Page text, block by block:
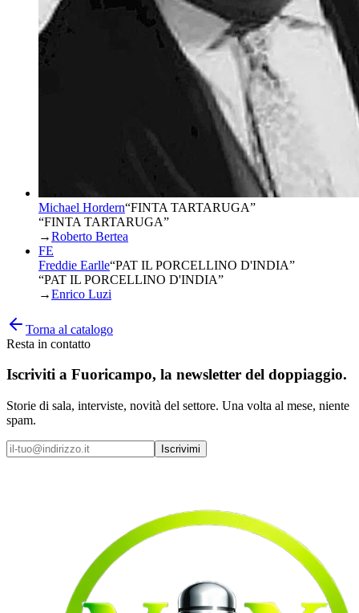
Michael Hordern“FINTA TARTARUGA”
“FINTA TARTARUGA”
→Roberto Bertea
FE
Freddie Earlle“PAT IL PORCELLINO D'INDIA”
“PAT IL PORCELLINO D'INDIA”
→Enrico Luzi
Torna al catalogo
Resta in contatto
Iscriviti a Fuoricampo, la newsletter del doppiaggio.
Storie di sala, interviste, novità del settore. Una volta al mese, niente
spam.
Iscrivimi